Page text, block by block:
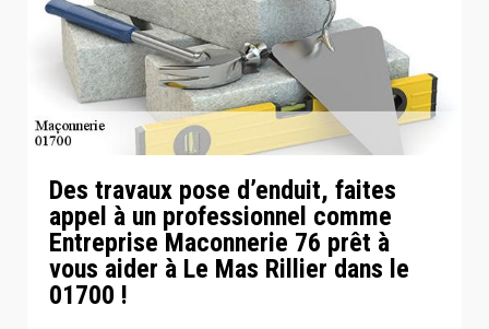
Des travaux pose d’enduit, faites
appel à un professionnel comme
Entreprise Maconnerie 76 prêt à
vous aider à Le Mas Rillier dans le
01700 !